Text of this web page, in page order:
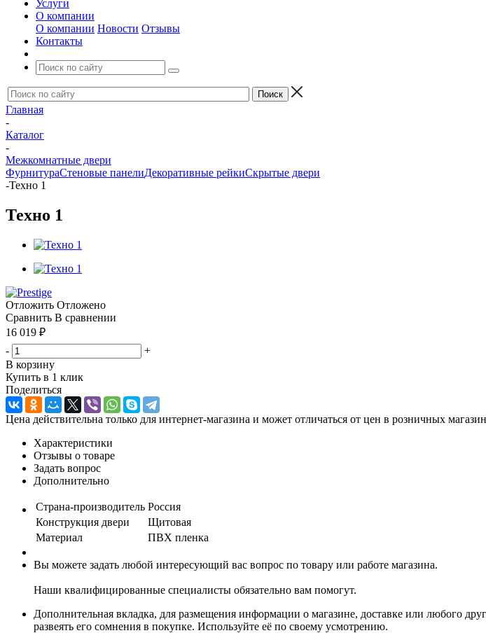
Услуги
О компании
О компании Новости Отзывы
Контакты
Главная
-
Каталог
-
Межкомнатные двери
ФурнитураСтеновые панелиДекоративные рейкиСкрытые двери
-Техно 1
Техно 1
Отложить Отложено
Сравнить В сравнении
16 019 ₽
-
+
В корзину
Купить в 1 клик
Поделиться
Цена действительна только для интернет-магазина и может отличаться от цен в розничных
Характеристики
Отзывы о товаре
Задать вопрос
Дополнительно
Страна-производитель Россия
Конструкция двери
Щитовая
Материал
ПВХ пленка
Вы можете задать любой интересующий вас вопрос по товару или работе магазина.
Наши квалифицированные специалисты обязательно вам помогут.
Дополнительная вкладка, для размещения информации о магазине, доставке или любого
развеять его сомнения в покупке. Используйте её по своему усмотрению.